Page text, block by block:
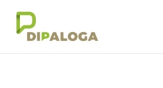
contenido